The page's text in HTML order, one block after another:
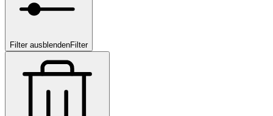
Filter ausblendenFilter